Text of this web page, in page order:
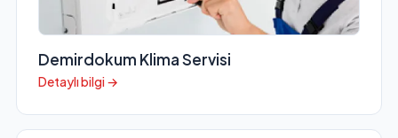
Demirdokum Klima Servisi
Detaylı bilgi →